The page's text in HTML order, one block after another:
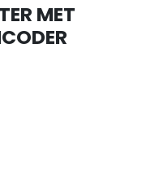
MET